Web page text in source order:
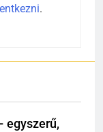
.
egyszerű,